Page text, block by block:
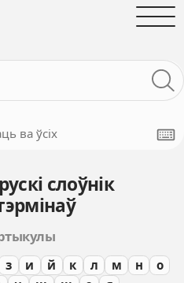
ва ўсіх
слоўнік
з и й к л м н
о